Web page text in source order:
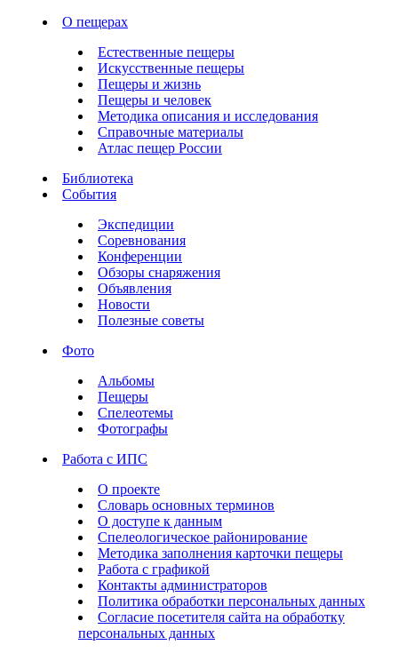
О пещерах
Естественные пещеры
Искусственные пещеры
Пещеры и жизнь
Пещеры и человек
Методика описания и исследования
Справочные материалы
Атлас пещер России
Библиотека
События
Экспедиции
Соревнования
Конференции
Обзоры снаряжения
Объявления
Новости
Полезные советы
Фото
Альбомы
Пещеры
Спелеотемы
Фотографы
Работа с ИПС
О проекте
Словарь основных терминов
О доступе к данным
Спелеологическое районирование
Методика заполнения карточки пещеры
Работа с графикой
Контакты администраторов
Политика обработки персональных данных
Согласие посетителя сайта на обработку
персональных данных